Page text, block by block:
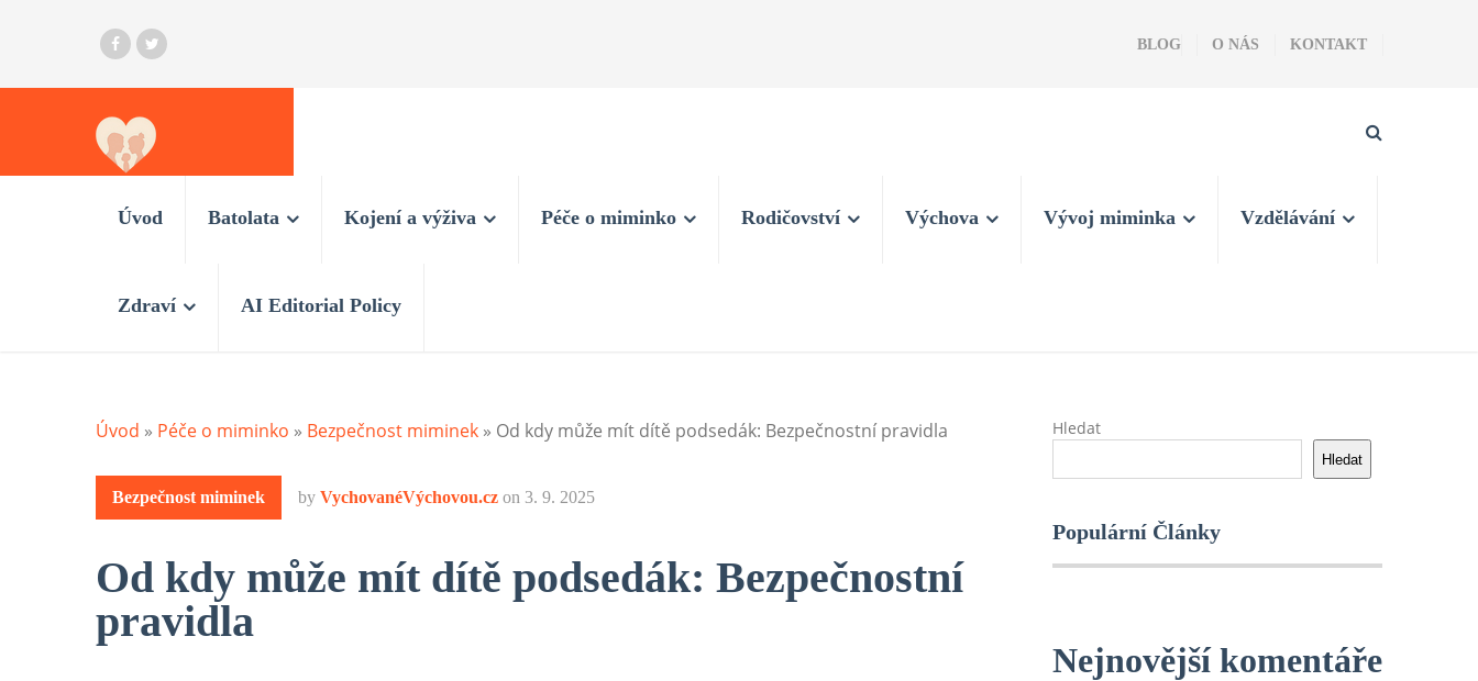
BLOG O NÁS KONTAKT
Úvod Batolata Kojení a výživa Péče o miminko Rodičovství Výchova Vývoj miminka Vzdělávání
Zdraví AI Editorial Policy
Úvod » Péče o miminko » Bezpečnost miminek » Od kdy může mít dítě podsedák: Bezpečnostní pravidla
Bezpečnost miminek by VychovanéVýchovou.cz on 3. 9. 2025
Od kdy může mít dítě podsedák: Bezpečnostní
pravidla
Hledat
Hledat
Populární Články
Nejnovější komentáře